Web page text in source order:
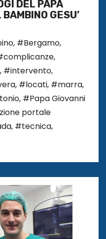
DEL PAPA
GESU’
, #Bergamo,
,
, #intervento,
, #locati, #marra,
, #Papa Giovanni
portale
, #tecnica,